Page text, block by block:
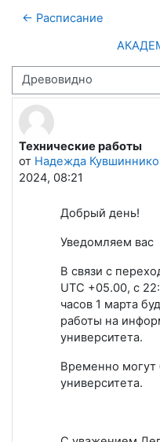
← Расписание
Режим отображения
Технические работы
от Надежда
2024, 08:21
Количество ответов: 0
Добрый день!
Уведомляем вас
В связи с
UTC +05.00, с
часов 1 марта
работы на
университета.
Временно могут
университета.